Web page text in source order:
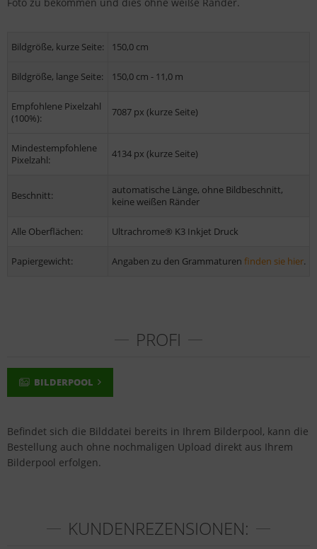
Bildgröße, kurze Seite: 150,0 cm
Bildgröße, lange Seite: 150,0 cm - 11,0 m
Empfohlene Pixelzahl
(100%):
7087 px (kurze Seite)
Mindestempfohlene
Pixelzahl:
4134 px (kurze Seite)
Beschnitt:
automatische Länge, ohne Bildbeschnitt,
keine weißen Ränder
Alle Oberflächen: Ultrachrome® K3 Inkjet Druck
Papiergewicht: Angaben zu den Grammaturen finden sie hier.
PROFI
BILDERPOOL
Befindet sich die Bilddatei bereits in Ihrem Bilderpool, kann die
Bestellung auch ohne nochmaligen Upload direkt aus Ihrem
Bilderpool erfolgen.
KUNDENREZENSIONEN: